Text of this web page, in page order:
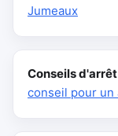
Jumeaux
Conseils
conseil pour